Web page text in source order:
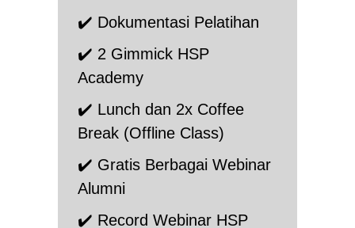
✔️ Dokumentasi Pelatihan
✔️ 2 Gimmick HSP
Academy
✔️ Lunch dan 2x Coffee
Break (Offline Class)
✔️ Gratis Berbagai Webinar
Alumni
✔️ Record Webinar HSP